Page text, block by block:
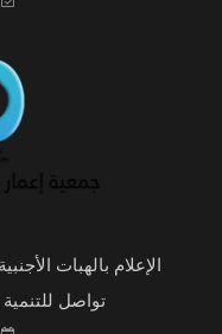
الإعلام بالهبات
تواصل للتنمية